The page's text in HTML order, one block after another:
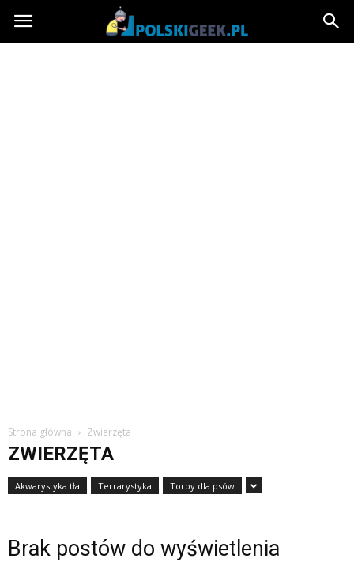
PolskiGeek.pl
Strona główna Zwierzęta
ZWIERZĘTA
Akwarystyka tła Terrarystyka Torby dla psów
Brak postów do wyświetlenia